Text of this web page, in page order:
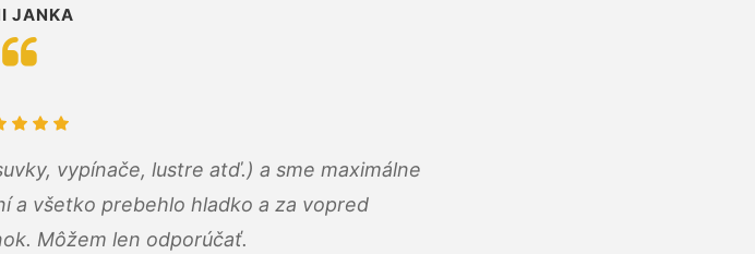
JANKA
vypínače, lustre atď.) a sme maximálne
a všetko prebehlo hladko a za vopred
Môžem len odporúčať.